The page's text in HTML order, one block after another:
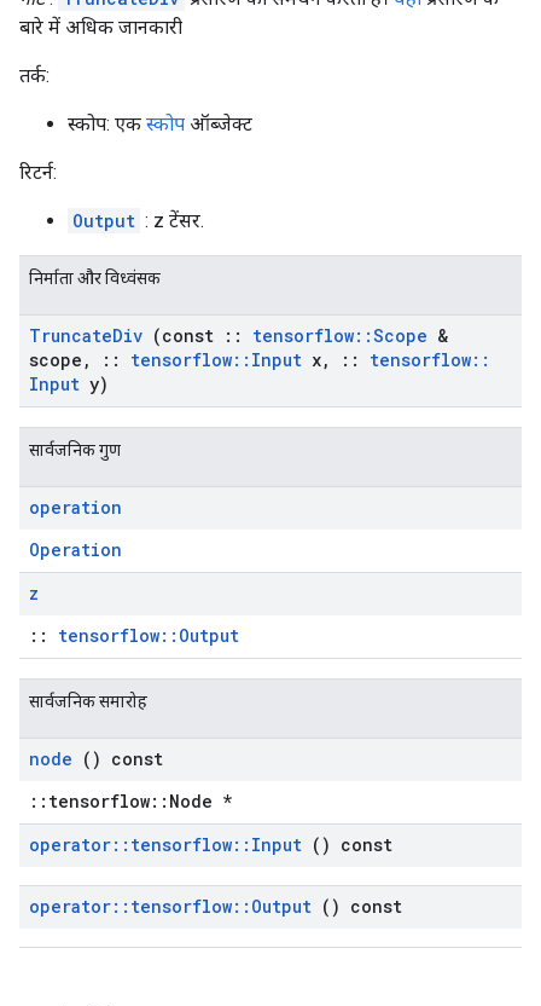
बारे में अधिक जानकारी
तर्क:
स्कोप: एक स्कोप ऑब्जेक्ट
रिटर्न:
Output : z टेंसर.
निर्माता और विध्वंसक
TruncateDiv (const :: tensorflow::Scope &
scope , :: tensorflow:: Input x, :: tensorflow::
Input y)
सार्वजनिक गुण
operation
Operation
z
:: tensorflow::Output
सार्वजनिक समारोह
node () const
::tensorflow::Node *
operator:: tensorflow:: Input () const
operator:: tensorflow:: Output () const